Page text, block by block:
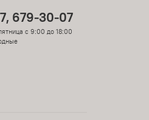
679-30-07
с 9:00 до 18:00